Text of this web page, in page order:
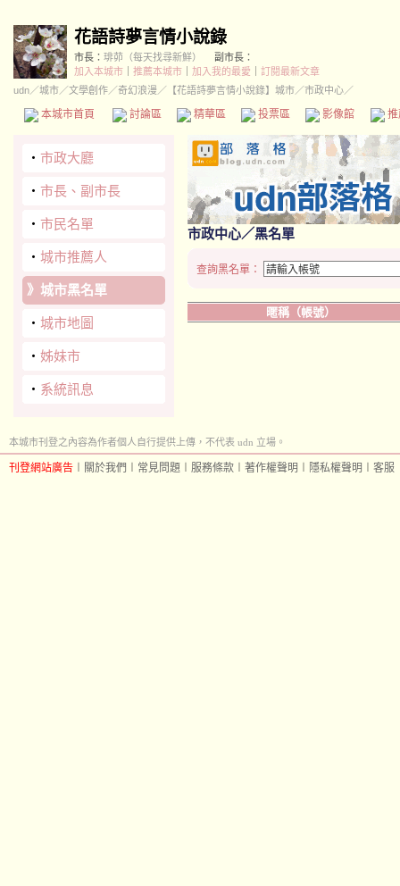
花語詩夢言情小說錄
市長： 琲茆（每天找尋新鮮）
副市長：
加入本城市
推薦本城市 加入我的最愛
訂閱最新文章
udn／城市／文學創作／奇幻浪漫 ／ 【花語詩夢言情小說錄】城市／市政中心／
本城市首頁 討論區 精華區 投票區 影像館
‧ 市政大廳
‧ 市長、副市長
‧ 市民名單
‧ 城市推薦人
》 城市黑名單
‧ 城市地圖
‧ 姊妹市
‧ 系統訊息
市政中心／黑名單
查詢黑名單：
暱稱（帳號）
本城市刊登之內容為作者個人自行提供上傳，不代表 udn 立場。
刊登網站廣告 關於我們 常見問題 服務條款 著作權聲明 隱私權聲明 客服